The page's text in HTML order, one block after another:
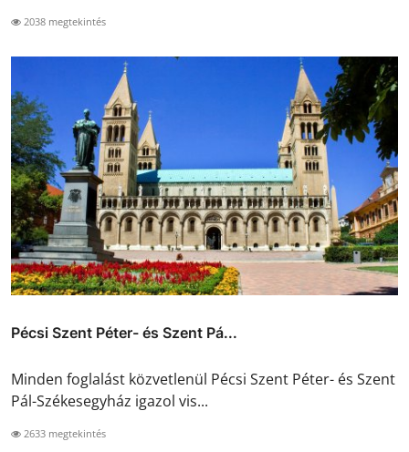
2038 megtekintés
Pécsi Szent Péter- és Szent Pá...
Minden foglalást közvetlenül Pécsi Szent Péter- és Szent
Pál-Székesegyház igazol vis...
2633 megtekintés